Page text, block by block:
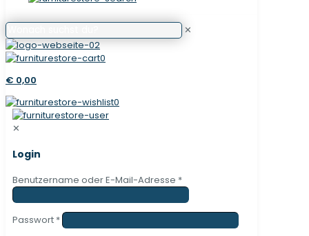
✕
0
€ 0,00
0
✕
Login
Benutzername oder E-Mail-Adresse *
Passwort *